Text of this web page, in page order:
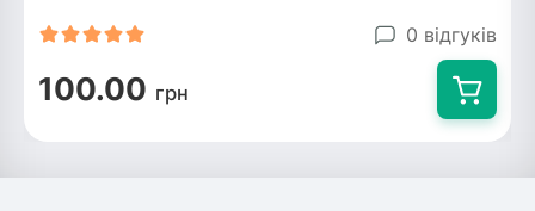
0 відгуків
100.00 грн